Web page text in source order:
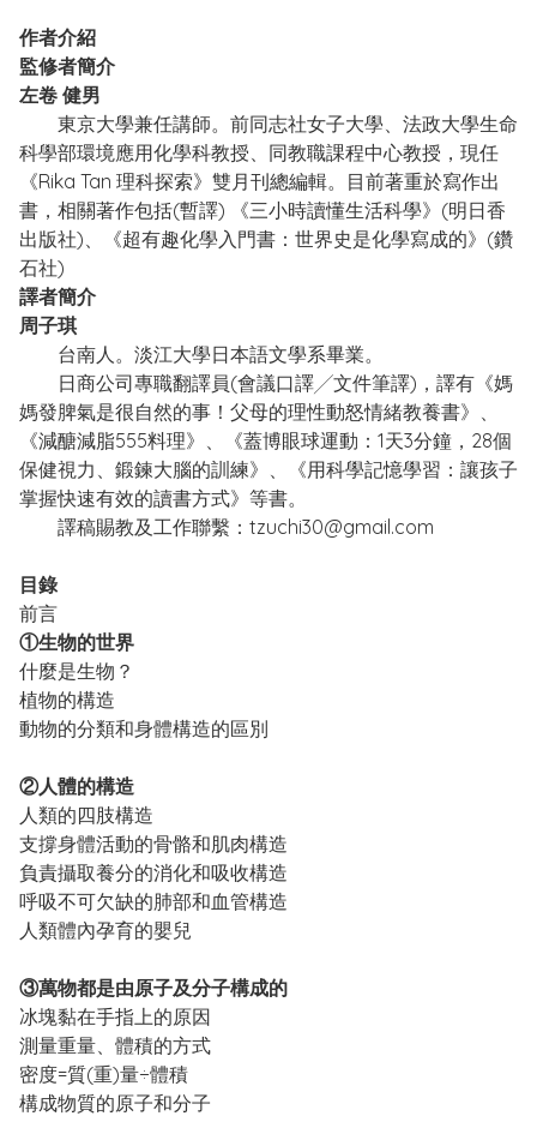
作者介紹
監修者簡介
左卷 健男
東京大學兼任講師。前同志社女子大學、法政大學生命
科學部環境應用化學科教授、同教職課程中心教授，現任
《Rika Tan 理科探索》雙月刊總編輯。目前著重於寫作出
書，相關著作包括(暫譯) 《三小時讀懂生活科學》(明日香
出版社)、《超有趣化學入門書：世界史是化學寫成的》(鑽
石社)
譯者簡介
周子琪
台南人。淡江大學日本語文學系畢業。
日商公司專職翻譯員(會議口譯╱文件筆譯)，譯有《媽
媽發脾氣是很自然的事！父母的理性動怒情緒教養書》、
《減醣減脂555料理》、《蓋博眼球運動：1天3分鐘，28個
保健視力、鍛鍊大腦的訓練》、《用科學記憶學習：讓孩子
掌握快速有效的讀書方式》等書。
譯稿賜教及工作聯繫：tzuchi30@gmail.com
目錄
前言
①生物的世界
什麼是生物？
植物的構造
動物的分類和身體構造的區別
②人體的構造
人類的四肢構造
支撐身體活動的骨骼和肌肉構造
負責攝取養分的消化和吸收構造
呼吸不可欠缺的肺部和血管構造
人類體內孕育的嬰兒
③萬物都是由原子及分子構成的
冰塊黏在手指上的原因
測量重量、體積的方式
密度=質(重)量÷體積
構成物質的原子和分子